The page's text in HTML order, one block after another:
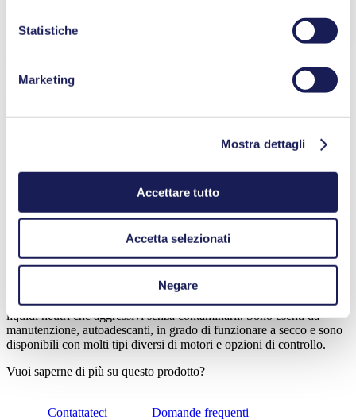
Statistiche
Marketing
Mostra dettagli
Accettare tutto
Accetta selezionati
Negare
bar (rel.)
Schede tecniche
Manuali d’uso
Vuoi saperne di più su questo prodotto?
Le pompe a membrana per liquidi KNF trasferiscono e misurano sia
liquidi neutri che aggressivi senza contaminarli. Sono esenti da
manutenzione, autoadescanti, in grado di funzionare a secco e sono
disponibili con molti tipi diversi di motori e opzioni di controllo.
Vuoi saperne di più su questo prodotto?
Contattateci Domande frequenti